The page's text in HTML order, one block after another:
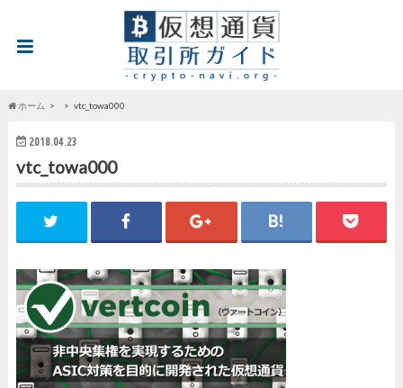
ホーム vtc_towa000
2018.04.23
vtc_towa000